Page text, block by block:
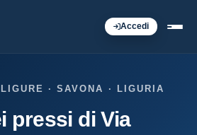
Accedi
· SAVONA · LIGURIA
pressi di Via